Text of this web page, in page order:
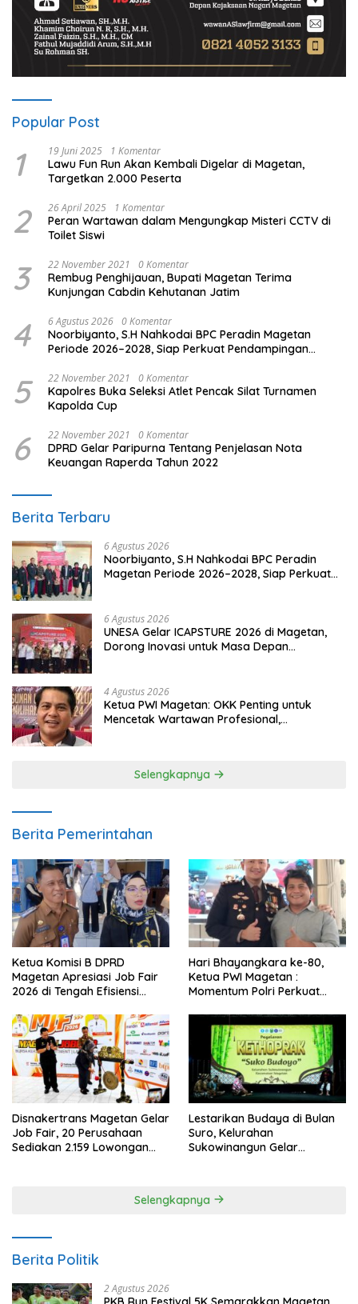
Popular Post
1 19 Juni 2025 1 Komentar
Lawu Fun Run Akan Kembali Digelar di Magetan,
Targetkan 2.000 Peserta
2 26 April 2025 1 Komentar
Peran Wartawan dalam Mengungkap Misteri CCTV di
Toilet Siswi
3 22 November 2021 0 Komentar
Rembug Penghijauan, Bupati Magetan Terima
Kunjungan Cabdin Kehutanan Jatim
4 6 Agustus 2026 0 Komentar
Noorbiyanto, S.H Nahkodai BPC Peradin Magetan
Periode 2026–2028, Siap Perkuat Pendampingan
5 22 November 2021 0 Komentar
Kapolres Buka Seleksi Atlet Pencak Silat Turnamen
Kapolda Cup
6 22 November 2021 0 Komentar
DPRD Gelar Paripurna Tentang Penjelasan Nota
Keuangan Raperda Tahun 2022
Berita Terbaru
6 Agustus 2026
Noorbiyanto, S.H Nahkodai BPC Peradin
Magetan Periode 2026–2028, Siap Perkuat
6 Agustus 2026
UNESA Gelar ICAPSTURE 2026 di Magetan,
Dorong Inovasi untuk Masa Depan
4 Agustus 2026
Ketua PWI Magetan: OKK Penting untuk
Mencetak Wartawan Profesional,
Selengkapnya
Berita Pemerintahan
Ketua Komisi B DPRD
Magetan Apresiasi Job Fair
2026 di Tengah Efisiensi
Hari Bhayangkara ke-80,
Ketua PWI Magetan :
Momentum Polri Perkuat
Disnakertrans Magetan Gelar
Job Fair, 20 Perusahaan
Sediakan 2.159 Lowongan
Lestarikan Budaya di Bulan
Suro, Kelurahan
Sukowinangun Gelar
Selengkapnya
Berita Politik
2 Agustus 2026